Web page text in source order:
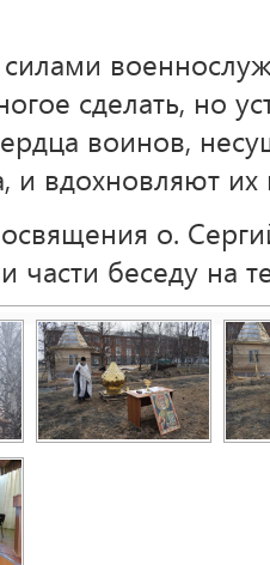
силами
сделать, но
воинов,
и вдохновляют
о.
беседу на